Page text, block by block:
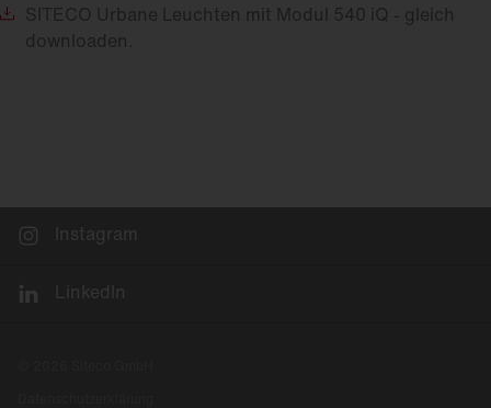
SITECO Urbane Leuchten mit Modul 540 iQ - gleich
downloaden.
Instagram
LinkedIn